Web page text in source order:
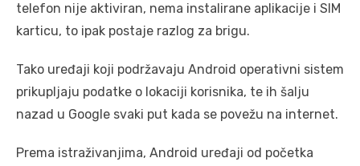
telefon nije aktiviran, nema instalirane aplikacije i SIM
karticu, to ipak postaje razlog za brigu.
Tako uređaji koji podržavaju Android operativni sistem
prikupljaju podatke o lokaciji korisnika, te ih šalju
nazad u Google svaki put kada se povežu na internet.
Prema istraživanjima, Android uređaji od početka